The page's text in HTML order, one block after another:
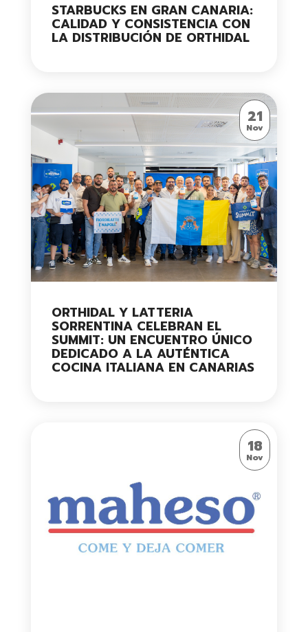
STARBUCKS EN GRAN CANARIA:
CALIDAD Y CONSISTENCIA CON
LA DISTRIBUCIÓN DE ORTHIDAL
21
Nov
ORTHIDAL Y LATTERIA
SORRENTINA CELEBRAN EL
SUMMIT: UN ENCUENTRO ÚNICO
DEDICADO A LA AUTÉNTICA
COCINA ITALIANA EN CANARIAS
18
Nov